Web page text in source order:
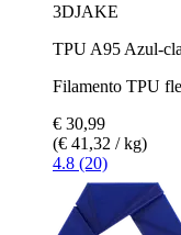
3DJAKE
TPU A95 Azul-
Filamento TPU
€ 30,99
(€ 41,32 / kg)
4.8 (20)